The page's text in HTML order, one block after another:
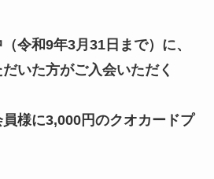
令和9年3月31日まで）に、
いた方がご入会いただく
様に3,000円のクオカードプ